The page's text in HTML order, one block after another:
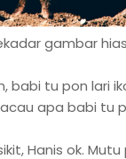
gambar
babi tu pon lari
apa babi tu
Hanis ok.